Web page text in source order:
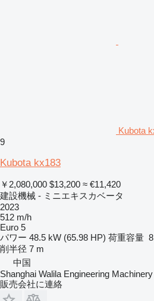
Kubota
9
Kubota kx183
￥2,080,000 $13,200 ≈ €11,420
建設機械 - ミニエキスカベータ
2023
512 m/h
Euro 5
パワー 48.5 kW (65.98 HP) 荷重容量
削半径 7 m
中国
Shanghai Walila Engineering
販売会社に連絡